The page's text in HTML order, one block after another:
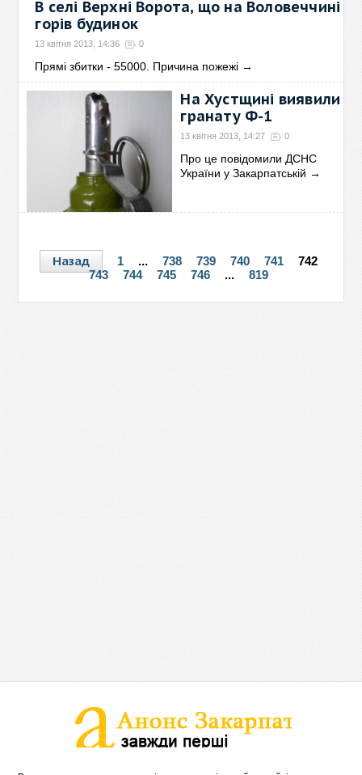
В селі Верхні Ворота, що на Воловеччині
горів будинок
13 квітня 2013, 14:36 0
Прямі збитки - 55000. Причина пожежі →
На Хустщині виявили
гранату Ф-1
13 квітня 2013, 14:27 0
Про це повідомили ДСНС
України у Закарпатській →
Назад 1 ... 738 739 740 741
742
743
744 745 746 ... 819